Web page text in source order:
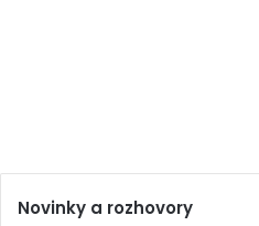
Novinky a rozhovory